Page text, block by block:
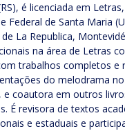
é licenciada em
Federal de Santa Maria
La Republica,
na área de Letras
trabalhos completos e
do melodrama
coautora em outros
É revisora de textos
e estaduais e